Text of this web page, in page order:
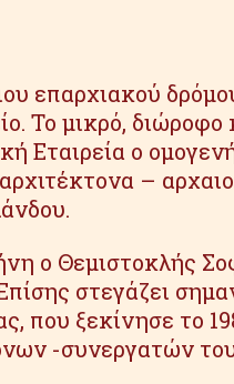
επαρχιακού
Το μικρό, διώροφο
Εταιρεία ο
–
ο Θεμιστοκλής
στεγάζει
που ξεκίνησε το
-συνεργατών